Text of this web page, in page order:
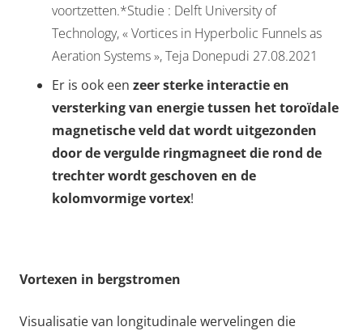
voortzetten.*Studie : Delft University of
Technology, « Vortices in Hyperbolic Funnels as
Aeration Systems », Teja Donepudi 27.08.2021
Er is ook een zeer sterke interactie en
versterking van energie tussen het toroïdale
magnetische veld dat wordt uitgezonden
door de vergulde ringmagneet die rond de
trechter wordt geschoven en de
kolomvormige vortex!
Vortexen in bergstromen
Visualisatie van longitudinale wervelingen die